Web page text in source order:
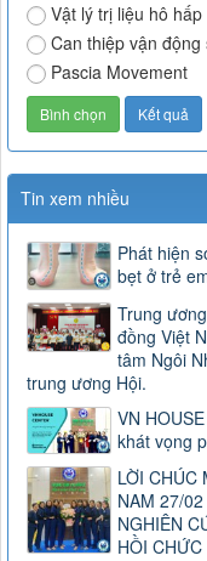
Vật lý trị liệu hô hấp
Can thiệp vận động
Pascia Movement
Tin xem nhiều
Phát hiện
bẹt ở trẻ
Trung
đồng Việt
tâm Ngôi
trung ương Hội.
VN
khát vọng
LỜI CHÚC
NAM 27/
NGHIÊN
HỒI